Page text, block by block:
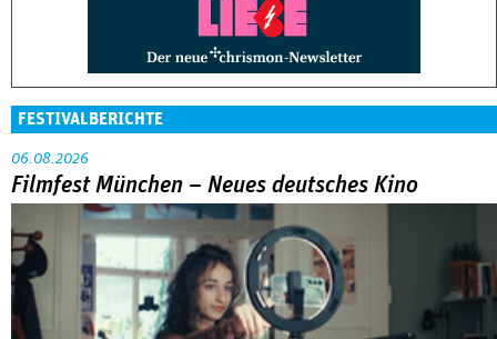
FESTIVALBERICHTE
06.08.2026
Filmfest München – Neues deutsches Kino